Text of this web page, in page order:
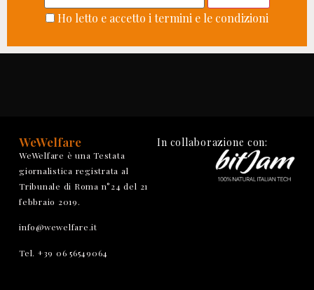
Ho letto e accetto i termini e le condizioni
WeWelfare
WeWelfare è una Testata
giornalistica registrata al
Tribunale di Roma n°24 del 21
febbraio 2019.
info@wewelfare.it
Tel. +39 06 56549064
In collaborazione con: